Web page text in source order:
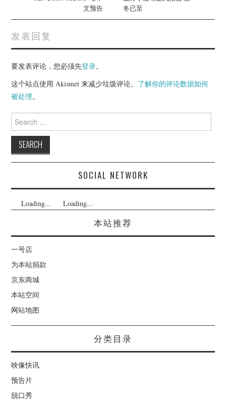
文预告
冬已至
发表回复
要发表评论，您必须先登录。
这个站点使用 Akismet 来减少垃圾评论。 了解你的评论数据如何
被处理。
Search
for:
SOCIAL NETWORK
Loading... Loading...
本站推荐
一号店
为本站捐款
京东商城
本站空间
网站地图
分类目录
映像快讯
预告片
脱口秀